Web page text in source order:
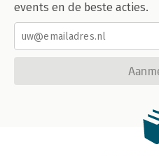
events en de beste acties.